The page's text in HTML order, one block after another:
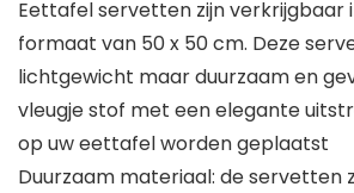
Eettafel servetten zijn verkrijgbaar
formaat van 50 x 50 cm. Deze
lichtgewicht maar duurzaam en
vleugje stof met een elegante
op uw eettafel worden geplaatst
Duurzaam materiaal: de servetten